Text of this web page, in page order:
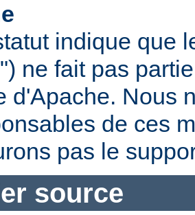
indique que
ne fait pas
d'Apache. Nous
de ces
pas le
source